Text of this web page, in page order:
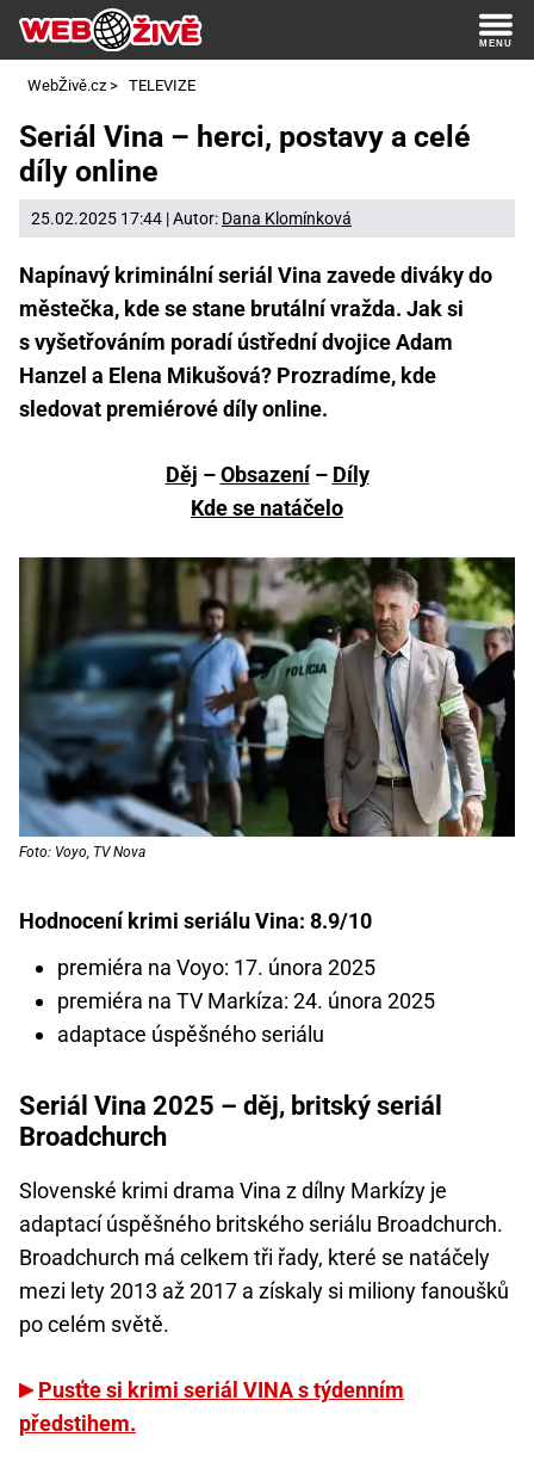
WebŽivě.cz > TELEVIZE
Seriál Vina – herci, postavy a celé
díly online
25.02.2025 17:44 | Autor: Dana Klomínková
Napínavý kriminální seriál Vina zavede diváky do
městečka, kde se stane brutální vražda. Jak si
s vyšetřováním poradí ústřední dvojice Adam
Hanzel a Elena Mikušová? Prozradíme, kde
sledovat premiérové díly online.
Děj –Obsazení– Díly
Kde se natáčelo
Foto: Voyo, TV Nova
Hodnocení krimi seriálu Vina: 8.9/10
premiéra na Voyo: 17. února 2025
premiéra na TV Markíza: 24. února 2025
adaptace úspěšného seriálu
Seriál Vina 2025 – děj, britský seriál
Broadchurch
Slovenské krimi drama Vina z dílny Markízy je
adaptací úspěšného britského seriálu Broadchurch.
Broadchurch má celkem tři řady, které se natáčely
mezi lety 2013 až 2017 a získaly si miliony fanoušků
po celém světě.
Pusťte si krimi seriál VINA s týdenním
předstihem.